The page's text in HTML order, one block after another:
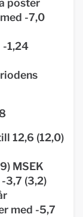
poster
-7,0
-1,24
12,6 (12,0)
MSEK
3,7 (3,2)
med -5,7